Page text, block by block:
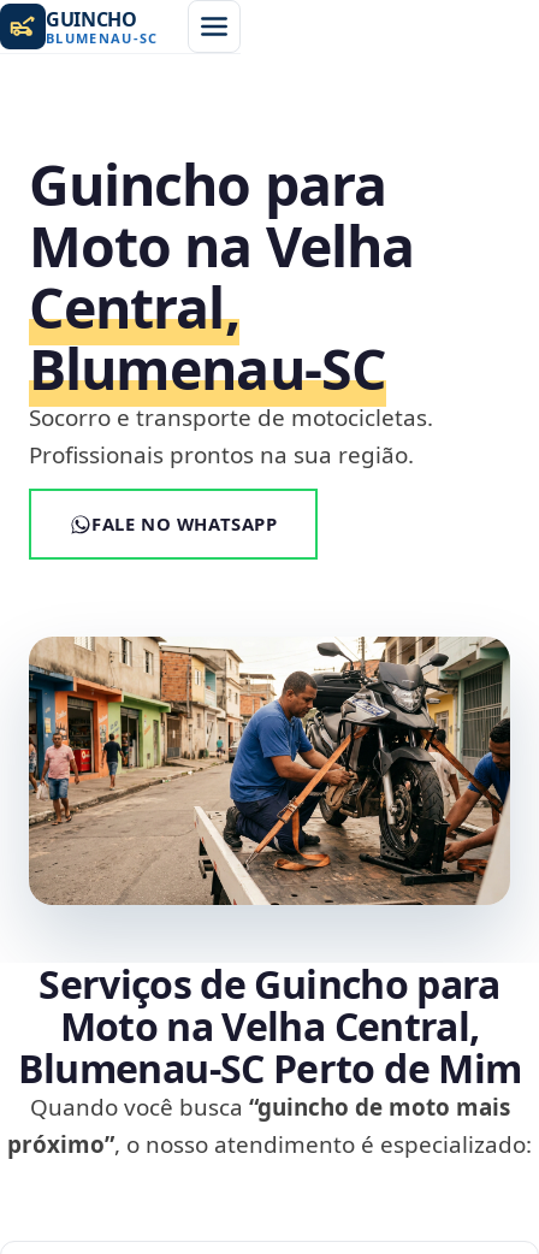
GUINCHO
BLUMENAU-SC
Guincho para
Moto na Velha
Central,
Blumenau‑SC
Socorro e transporte de motocicletas.
Profissionais prontos na sua região.
FALE NO WHATSAPP
Serviços de Guincho para
Moto na Velha Central,
Blumenau‑SC Perto de Mim
Quando você busca “guincho de moto mais
próximo”, o nosso atendimento é especializado: